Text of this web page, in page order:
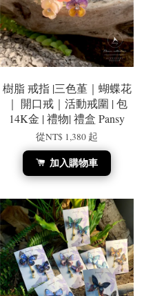
樹脂 戒指 |三色堇｜蝴蝶花
｜ 開口戒｜活動戒圍 | 包
14K金 | 禮物| 禮盒 Pansy
從NT$ 1,380 起
加入購物車